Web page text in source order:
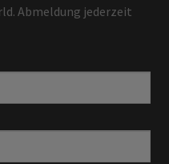
Abmeldung jederzeit